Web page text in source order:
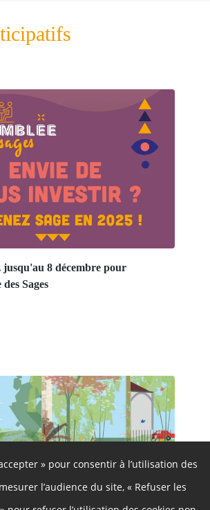
jusqu'au 8 décembre pour
Sages
» pour consentir à l’utilisation des
l’audience du site, « Refuser les